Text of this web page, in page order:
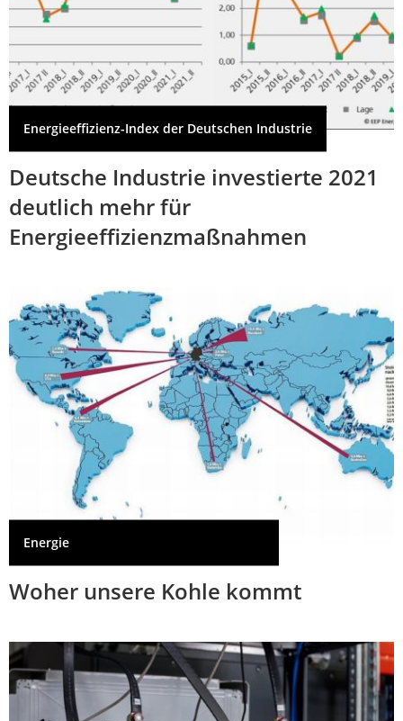
Energieeffizienz-Index der Deutschen Industrie
Deutsche Industrie investierte 2021
deutlich mehr für
Energieeffizienzmaßnahmen
Energie
Woher unsere Kohle kommt